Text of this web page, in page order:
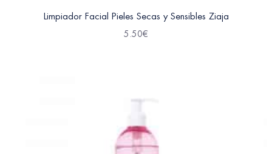
Limpiador Facial Pieles Secas y Sensibles Ziaja
5.50€